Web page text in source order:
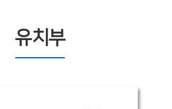
유치부